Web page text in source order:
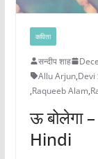
कविता
सन्दीप शाह
Allu Arjun,Devi
,Raqueeb Alam,
ऊ बोलेगा
Hindi